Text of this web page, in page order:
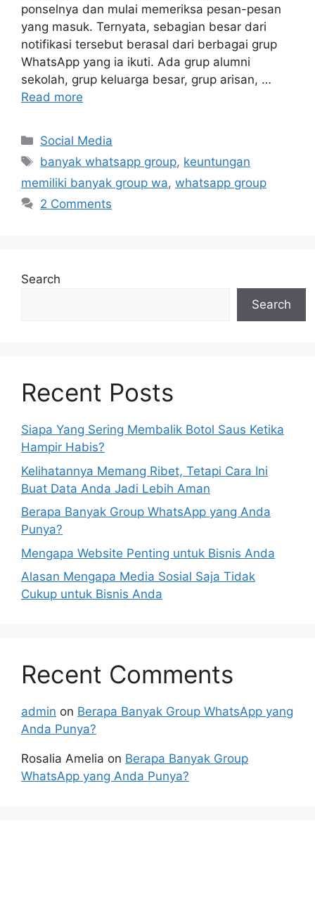
ponselnya dan mulai memeriksa pesan-pesan
yang masuk. Ternyata, sebagian besar dari
notifikasi tersebut berasal dari berbagai grup
WhatsApp yang ia ikuti. Ada grup alumni
sekolah, grup keluarga besar, grup arisan, …
Read more
Categories
Social Media
Tags
banyak whatsapp group, keuntungan
memiliki banyak group wa, whatsapp group
2 Comments
Search
Search
Recent Posts
Siapa Yang Sering Membalik Botol Saus Ketika
Hampir Habis?
Kelihatannya Memang Ribet, Tetapi Cara Ini
Buat Data Anda Jadi Lebih Aman
Berapa Banyak Group WhatsApp yang Anda
Punya?
Mengapa Website Penting untuk Bisnis Anda
Alasan Mengapa Media Sosial Saja Tidak
Cukup untuk Bisnis Anda
Recent Comments
admin on Berapa Banyak Group WhatsApp yang
Anda Punya?
Rosalia Amelia on Berapa Banyak Group
WhatsApp yang Anda Punya?